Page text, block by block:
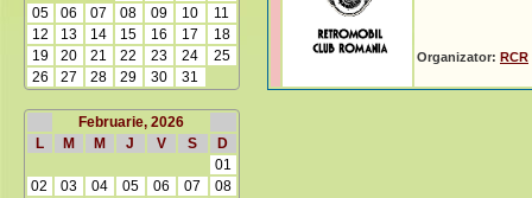
05
06 07 08 09 10
11
12
13 14 15 16 17
18
19
20 21 22 23 24
25
26
27 28 29 30 31
Februarie, 2026
L
M M J V S
D
01
02
03 04 05 06 07
08
Organizator: RCR